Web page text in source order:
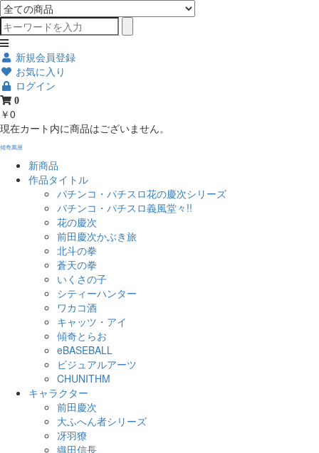
新規会員登録
お気に入り
ログイン
0
￥0
現在カート内に商品はございません。
傾奇萬屋
新商品
作品タイトル
パチンコ・パチスロ花の慶次シリーズ
パチンコ・パチスロ義風堂々!!
花の慶次
前田慶次かぶき旅
北斗の拳
蒼天の拳
いくさの子
シティーハンター
ワカコ酒
キャッツ・アイ
傾奇とらお
eBASEBALL
ビジュアルアーツ
CHUNITHM
キャラクター
前田慶次
大ふへん者シリーズ
冴羽獠
織田信長